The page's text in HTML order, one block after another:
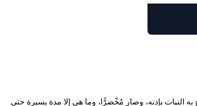
به النبات بإذنه، وصار مُخْضرًّا، وما هي إلا مدة يسيرة حتى